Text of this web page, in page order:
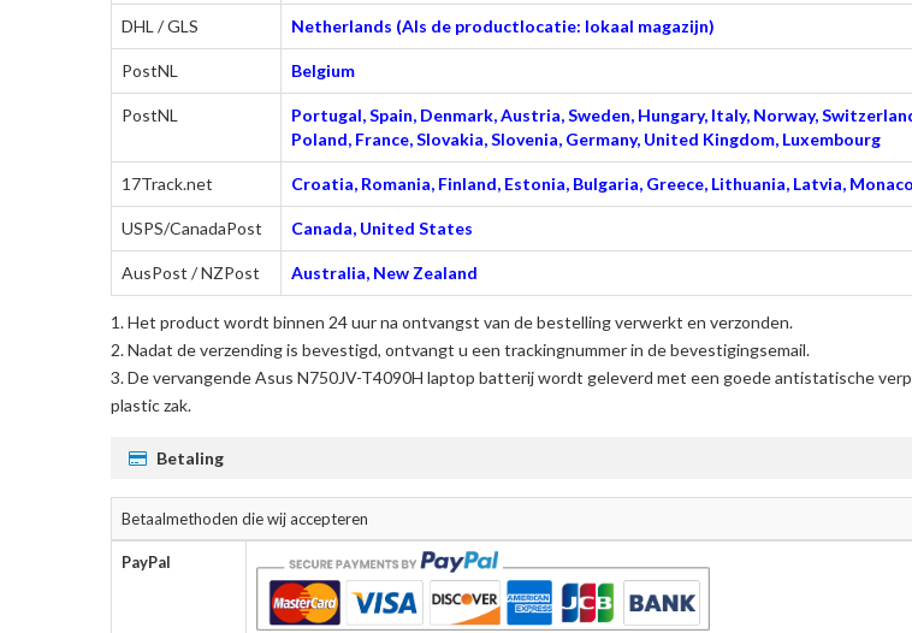
DHL / GLS Netherlands (Als de productlocatie: lokaal magazijn)
PostNL Belgium
PostNL
Portugal, Spain, Denmark, Austria, Sweden, Hungary, Italy, Norway,
Poland, France, Slovakia, Slovenia, Germany, United Kingdom, Luxembourg
17Track.net Croatia, Romania, Finland, Estonia, Bulgaria, Greece, Lithuania, Latvia, Monaco
USPS/CanadaPost Canada, United States
AusPost / NZPost Australia, New Zealand
Het product wordt binnen 24 uur na ontvangst van de bestelling verwerkt en verzonden.
Nadat de verzending is bevestigd, ontvangt u een trackingnummer in de bevestigingsemail.
Devervangende Asus N750JV-T4090H laptop batterijwordt geleverd met een goede antistatische
plastic zak.
Betaling
Betaalmethoden die wij accepteren
PayPal